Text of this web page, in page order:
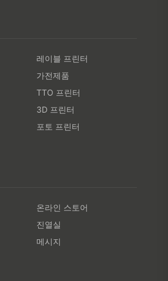
레이블 프린터
가전제품
TTO 프린터
3D 프린터
포토 프린터
온라인 스토어
진열실
메시지